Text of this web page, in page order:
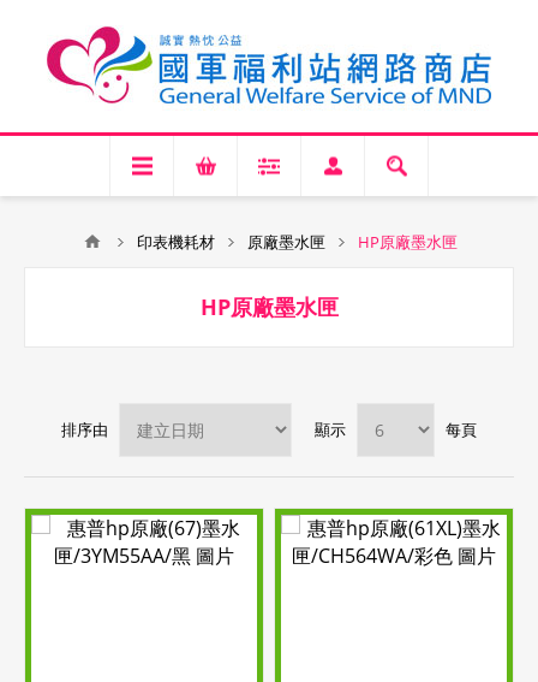
印表機耗材 原廠墨水匣 HP原廠墨水匣
HP原廠墨水匣
排序由 顯示 每頁